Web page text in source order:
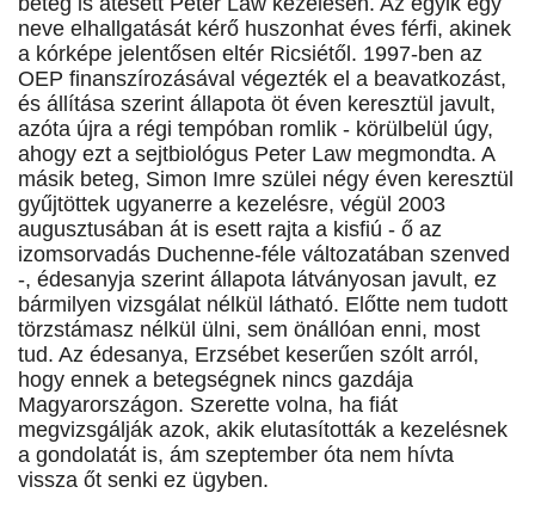
neve elhallgatását kérő huszonhat éves férfi, akinek
a kórképe jelentősen eltér Ricsiétől. 1997-ben az
OEP finanszírozásával végezték el a beavatkozást,
és állítása szerint állapota öt éven keresztül javult,
azóta újra a régi tempóban romlik - körülbelül úgy,
ahogy ezt a sejtbiológus Peter Law megmondta. A
másik beteg, Simon Imre szülei négy éven keresztül
gyűjtöttek ugyanerre a kezelésre, végül 2003
augusztusában át is esett rajta a kisfiú - ő az
izomsorvadás Duchenne-féle változatában szenved
-, édesanyja szerint állapota látványosan javult, ez
bármilyen vizsgálat nélkül látható. Előtte nem tudott
törzstámasz nélkül ülni, sem önállóan enni, most
tud. Az édesanya, Erzsébet keserűen szólt arról,
hogy ennek a betegségnek nincs gazdája
Magyarországon. Szerette volna, ha fiát
megvizsgálják azok, akik elutasították a kezelésnek
a gondolatát is, ám szeptember óta nem hívta
vissza őt senki ez ügyben.